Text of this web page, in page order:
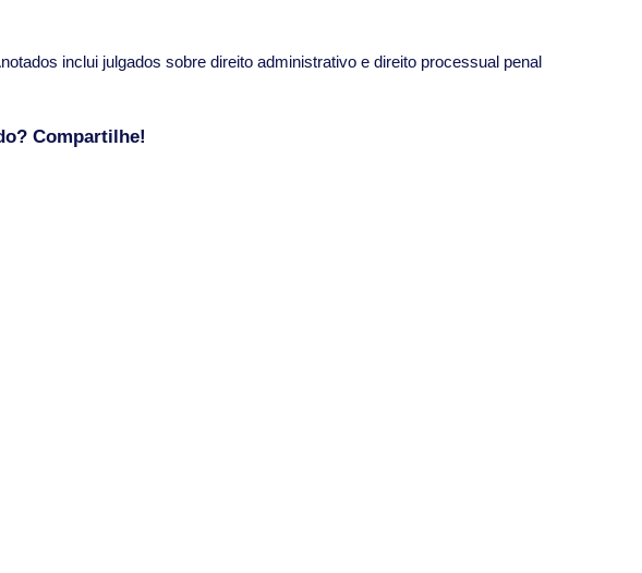
inclui julgados sobre direito administrativo e direito processual penal
Compartilhe!